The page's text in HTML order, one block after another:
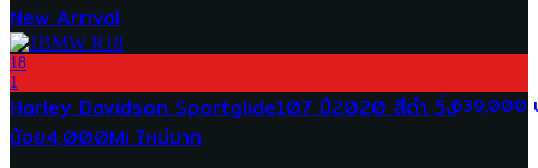
New Arrival
18
1
639,000
Harley Davidson Sportglide107 ปี2020 สีดำ วิ่ง
น้อย4,000Mi ใหม่มาก